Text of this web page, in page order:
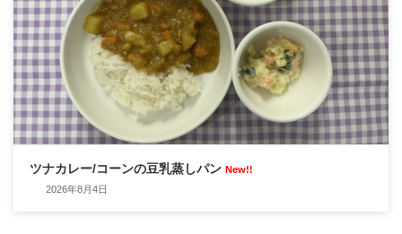
ツナカレー/コーンの豆乳蒸しパン New!!
2026年8月4日